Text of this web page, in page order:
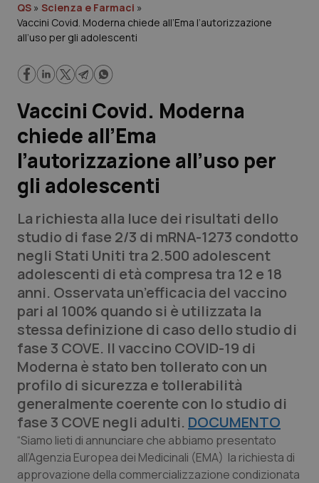
Governo e Parlamento
Regioni e Asl
Lavoro e Professioni
Scienza e Farmaci
Studi e Analisi
Lettere al direttore
Edizioni Regionali
QS Pro
Professionisti Sanitari.AI
Abruzzo
Basilicata
Calabria
Campania
QS Pro Gold
Artrite & artrosi
Asma & BPCO
Car-T
QS Club Newsletter
QS » Scienza e Farmaci »
Vaccini Covid. Moderna chiede all’Ema l’autorizzazione
all’uso per gli adolescenti
Vaccini Covid. Moderna
chiede all’Ema
l’autorizzazione all’uso per
gli adolescenti
La richiesta alla luce dei risultati dello
studio di fase 2/3 di mRNA-1273 condotto
negli Stati Uniti tra 2.500 adolescent
adolescenti di età compresa tra 12 e 18
anni. Osservata un’efficacia del vaccino
pari al 100% quando si è utilizzata la
stessa definizione di caso dello studio di
fase 3 COVE. Il vaccino COVID-19 di
Moderna è stato ben tollerato con un
profilo di sicurezza e tollerabilità
generalmente coerente con lo studio di
fase 3 COVE negli adulti. DOCUMENTO
“Siamo lieti di annunciare che abbiamo presentato
all’Agenzia Europea dei Medicinali (EMA) la richiesta di
approvazione della commercializzazione condizionata